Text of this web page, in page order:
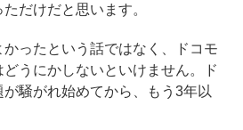
だけだと思います。
ったという話ではなく、ドコモ
うにかしないといけません。ド
騒がれ始めてから、もう3年以